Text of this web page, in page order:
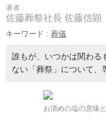
著者 :
佐藤葬祭社長 佐藤信顕
キーワード : 葬儀
誰もが、いつかは関わる
ない「葬祭」について、
お清めの塩の意味